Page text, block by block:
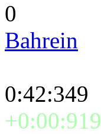
0
Bahrein
0:42:349
+0:00:919